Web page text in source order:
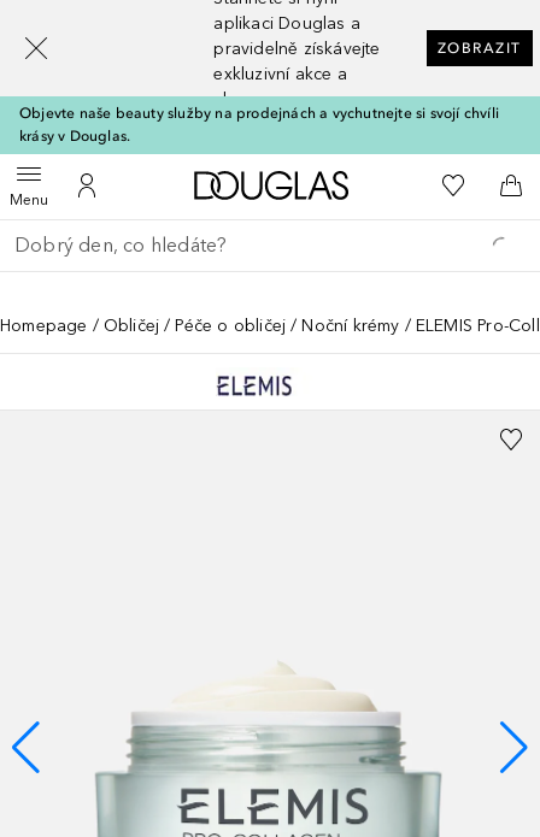
aplikaci Douglas a
pravidelně získávejte
exkluzivní akce a
slevy
ZOBRAZIT
Objevte naše beauty služby na prodejnách a vychutnejte si svojí chvíli
krásy v Douglas.
MenuOtevřít menuK mému účtu
Domů K mému
Do
Vraťte se
Proveďte vyhledávání
Homepage Obličej Péče o obličej Noční krémy ELEMIS Pro-
[navigation.slideout.screenreader]